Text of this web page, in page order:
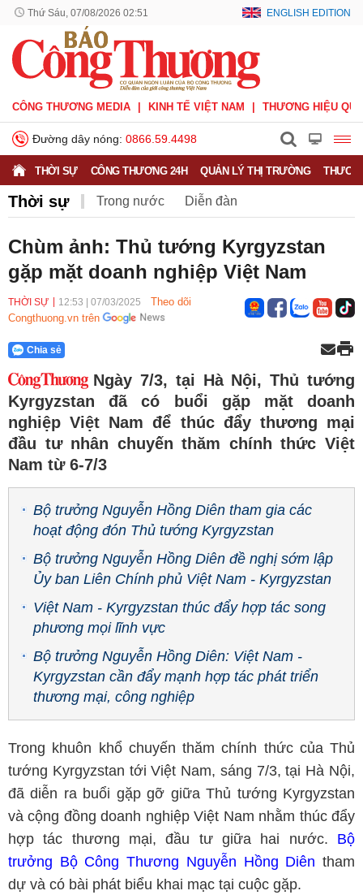
Thứ Sáu, 07/08/2026 02:51 ENGLISH EDITION
CÔNG THƯƠNG MEDIA KINH TẾ VIỆT NAM THƯƠNG HIỆU
Đường dây nóng: 0866.59.4498
THỜI SỰ CÔNG THƯƠNG 24H QUẢN LÝ THỊ TRƯỜNG
Thời sự Trong nước Diễn đàn
Bầu cử Quốc hội Khoá XVI
Chùm ảnh: Thủ tướng Kyrgyzstan
gặp mặt doanh nghiệp Việt Nam
THỜI SỰ 12:53 07/03/2025
Theo dõi
Congthuong.vn trên
Chia sẻ
Ngày 7/3, tại Hà Nội, Thủ tướng
Kyrgyzstan đã có buổi gặp mặt doanh
nghiệp Việt Nam để thúc đẩy thương mại
đầu tư nhân chuyến thăm chính thức Việt
Nam từ 6-7/3
Bộ trưởng Nguyễn Hồng Diên tham gia các
hoạt động đón Thủ tướng Kyrgyzstan
Bộ trưởng Nguyễn Hồng Diên đề nghị sớm lập
Ủy ban Liên Chính phủ Việt Nam - Kyrgyzstan
Việt Nam - Kyrgyzstan thúc đẩy hợp tác song
phương mọi lĩnh vực
Bộ trưởng Nguyễn Hồng Diên: Việt Nam -
Kyrgyzstan cần đẩy mạnh hợp tác phát triển
thương mại, công nghiệp
Trong khuôn khổ chuyến thăm chính thức của Thủ
tướng Kyrgyzstan tới Việt Nam, sáng 7/3, tại Hà Nội,
đã diễn ra buổi gặp gỡ giữa Thủ tướng Kyrgyzstan
và cộng đồng doanh nghiệp Việt Nam nhằm thúc đẩy
hợp tác thương mại, đầu tư giữa hai nước. Bộ
trưởng Bộ Công Thương Nguyễn Hồng Diên tham
dự và có bài phát biểu khai mạc tại cuộc gặp.